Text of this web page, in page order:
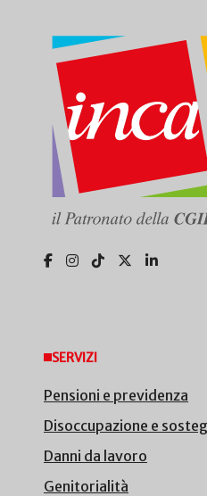
SERVIZI
Pensioni e previdenza
Disoccupazione e
Danni da lavoro
Genitorialità